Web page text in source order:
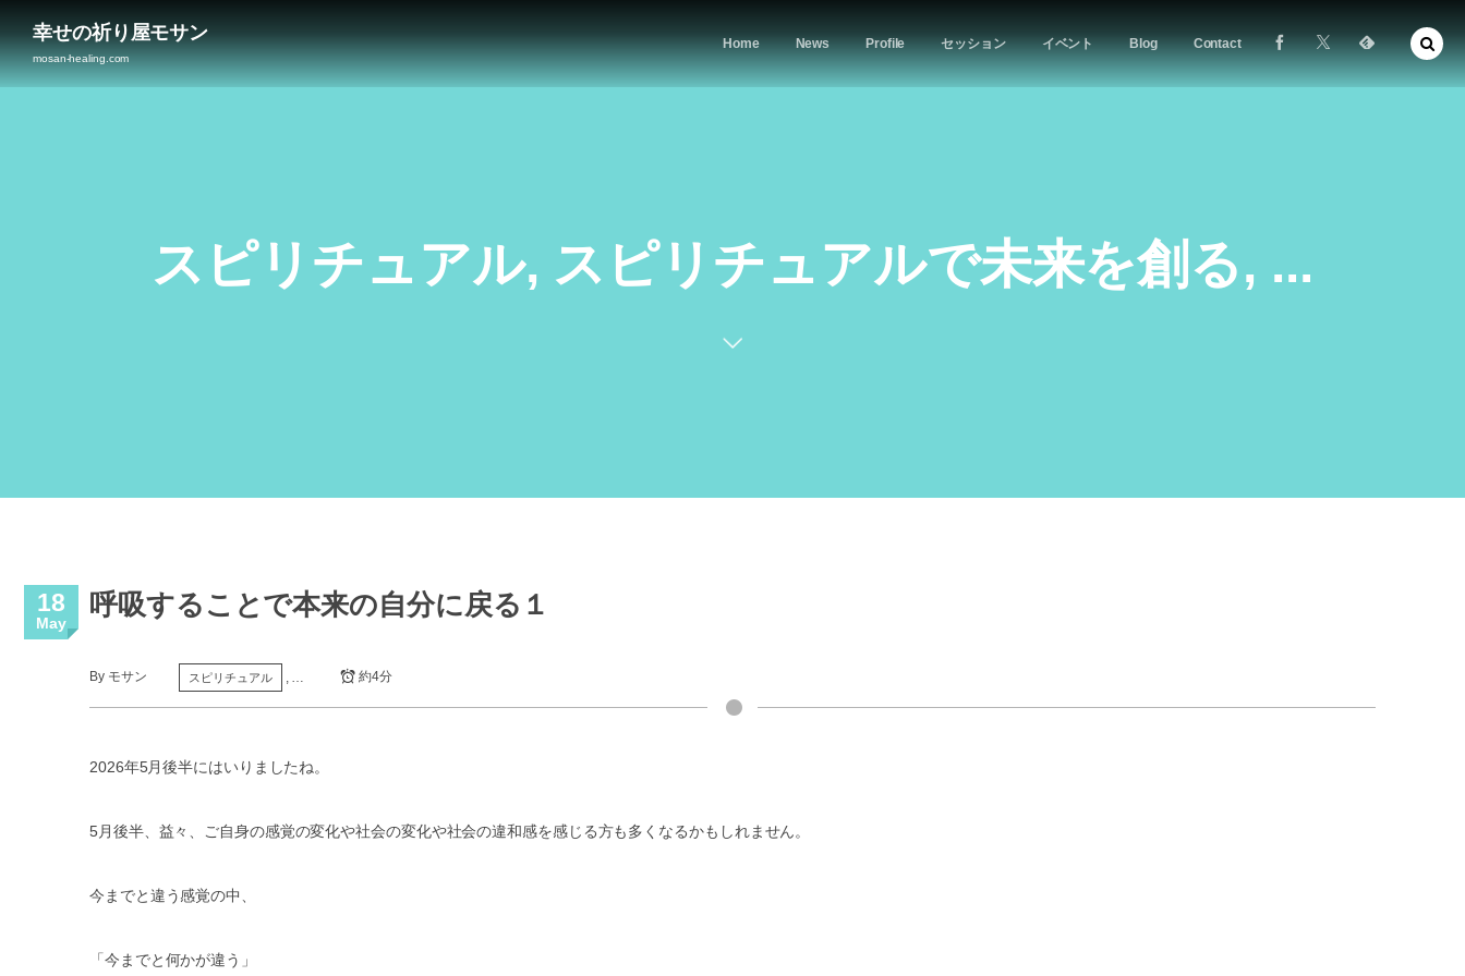
幸せの祈り屋モサン
mosan-healing.com
Home News Profile セッション イベント Blog Contact
スピリチュアル, スピリチュアルで未来を創る, ...
18
May
呼吸することで本来の自分に戻る１
By モサン スピリチュアル , … 約4分
2026年5月後半にはいりましたね。
5月後半、益々、ご自身の感覚の変化や社会の変化や社会の違和感を感じる方も多くなるかもしれません。
今までと違う感覚の中、
「今までと何かが違う」